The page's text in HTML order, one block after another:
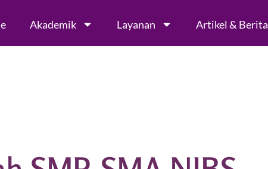
Akademik Layanan Artikel & Berita